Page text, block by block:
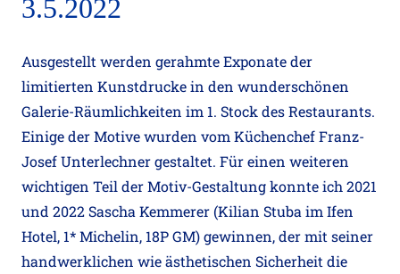
3.5.2022
Ausgestellt werden gerahmte Exponate der
limitierten Kunstdrucke in den wunderschönen
Galerie-Räumlichkeiten im 1. Stock des Restaurants.
Einige der Motive wurden vom Küchenchef Franz-
Josef Unterlechner gestaltet. Für einen weiteren
wichtigen Teil der Motiv-Gestaltung konnte ich 2021
und 2022 Sascha Kemmerer (Kilian Stuba im Ifen
Hotel, 1* Michelin, 18P GM) gewinnen, der mit seiner
handwerklichen wie ästhetischen Sicherheit die